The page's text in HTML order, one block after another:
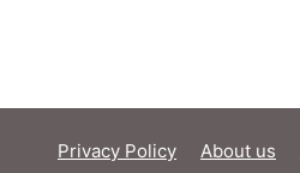
Privacy Policy About us